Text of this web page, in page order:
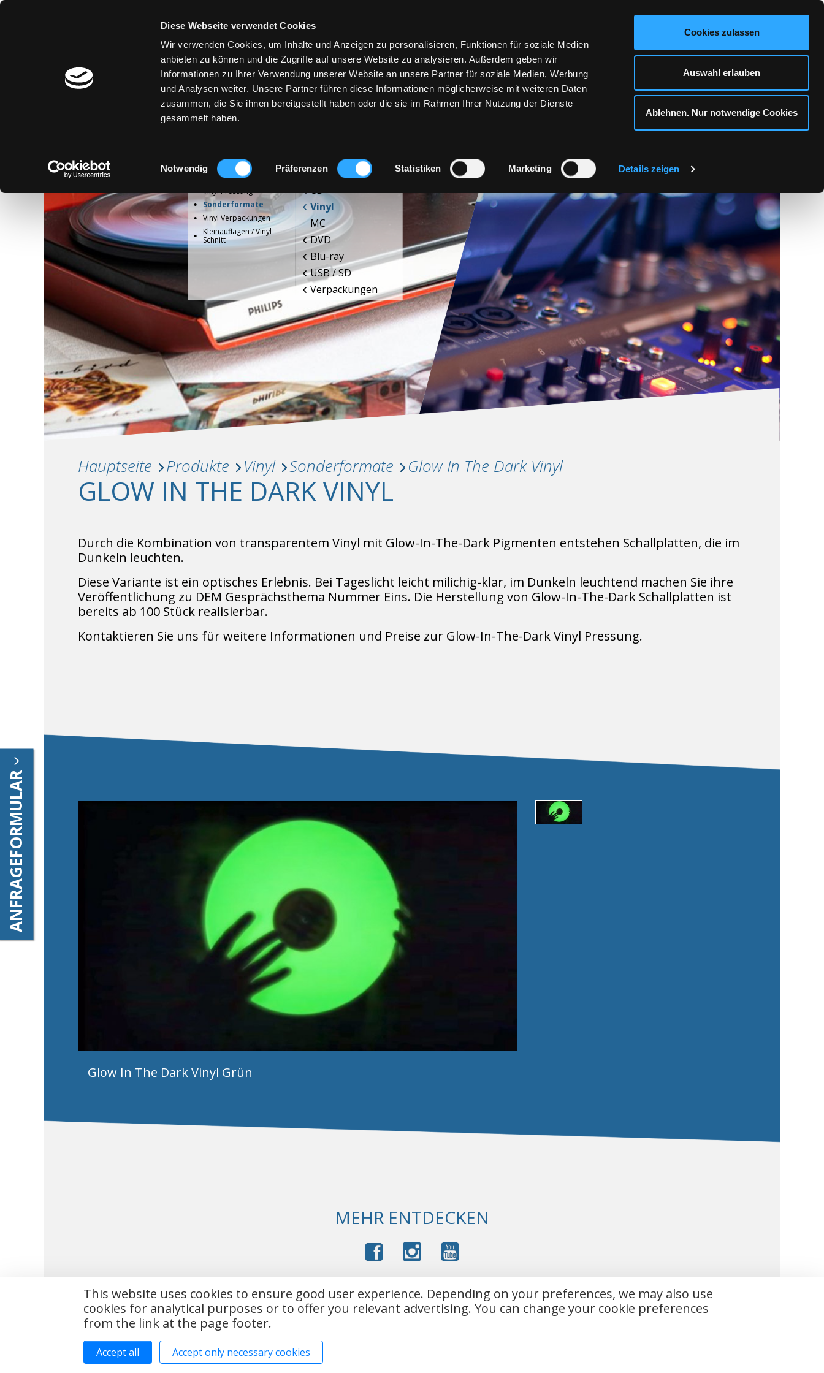
Diese Webseite verwendet Cookies
Wir verwenden Cookies, um Inhalte und Anzeigen zu personalisieren, Funktionen für soziale Medien
anbieten zu können und die Zugriffe auf unsere Website zu analysieren. Außerdem geben wir
Informationen zu Ihrer Verwendung unserer Website an unsere Partner für soziale Medien, Werbung
und Analysen weiter. Unsere Partner führen diese Informationen möglicherweise mit weiteren Daten
zusammen, die Sie ihnen bereitgestellt haben oder die sie im Rahmen Ihrer Nutzung der Dienste
gesammelt haben.
Einwilligungsauswahl
Notwendig Präferenzen Statistiken Marketing Details zeigen
Cookies zulassen
Auswahl erlauben
Ablehnen. Nur notwendige Cookies
KONTAKT
ANFRAGEFORMULAR
PRODUKTE
CD
Vinyl
Vinyl Pressung
Sonderformate
Vinyl Verpackungen
Kleinauflagen / Vinyl-
Schnitt
MC
DVD
Blu-ray
USB / SD
Verpackungen
SERVICE
Hauptseite Produkte Vinyl Sonderformate Glow In The Dark Vinyl
GLOW IN THE DARK VINYL
Durch die Kombination von transparentem Vinyl mit Glow-In-The-Dark Pigmenten entstehen Schallplatten, die im
Dunkeln leuchten.
Diese Variante ist ein optisches Erlebnis. Bei Tageslicht leicht milichig-klar, im Dunkeln leuchtend machen Sie ihre
Veröffentlichung zu DEM Gesprächsthema Nummer Eins. Die Herstellung von Glow-In-The-Dark Schallplatten ist
bereits ab 100 Stück realisierbar.
Kontaktieren Sie uns für weitere Informationen und Preise zur Glow-In-The-Dark Vinyl Pressung.
Glow In The Dark Vinyl Grün
MEHR ENTDECKEN
Impressum Kontakt AGB Datenschutz
Copyright © 2026 DMS Disk Media Service GmbH. Alle Rechte vorbehalten.
This website uses cookies to ensure good user experience. Depending on your preferences, we may also use
cookies for analytical purposes or to offer you relevant advertising. You can change your cookie preferences
from the link at the page footer.
Accept all Accept only necessary cookies